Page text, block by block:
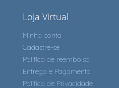
Loja Virtual
Minha conta
Cadastre-se
Política de reembolso
Entrega e Pagamento
Política de Privacidade